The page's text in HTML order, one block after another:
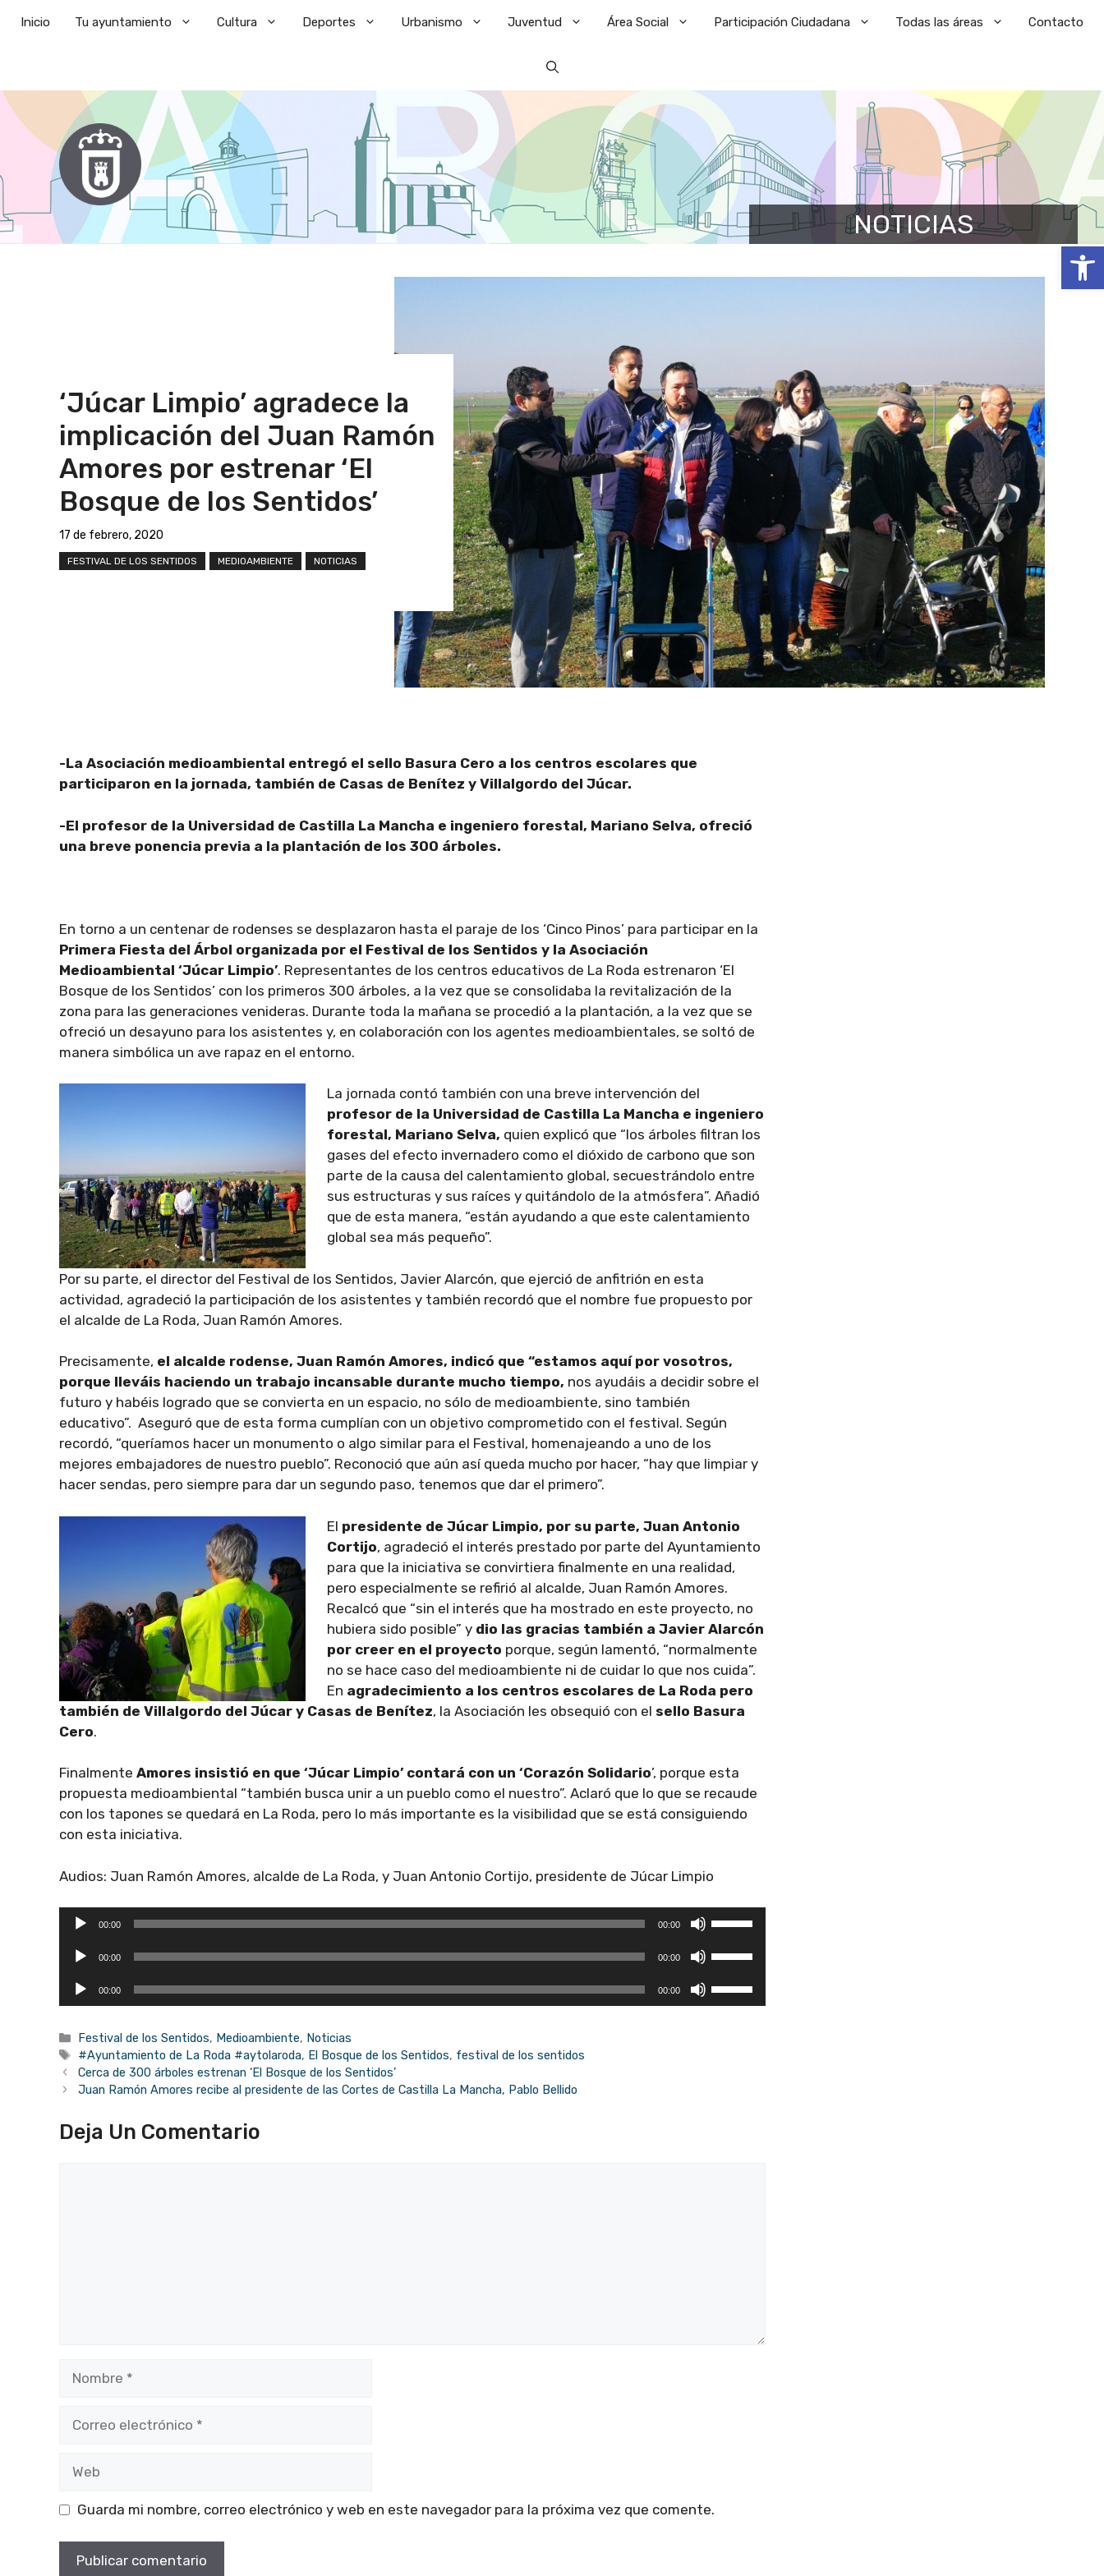
Abrir
Inicio Tu ayuntamiento Cultura Deportes Urbanismo Juventud Área Social Participación Ciudadana Todas las áreas Contacto
NOTICIAS
‘Júcar Limpio’ agradece la
implicación del Juan Ramón
Amores por estrenar ‘El
Bosque de los Sentidos’
17 de febrero, 2020
FESTIVAL DE LOS SENTIDOS MEDIOAMBIENTE NOTICIAS
-La Asociación medioambiental entregó el sello Basura Cero a los centros escolares que
participaron en la jornada, también de Casas de Benítez y Villalgordo del Júcar.
-El profesor de la Universidad de Castilla La Mancha e ingeniero forestal, Mariano Selva, ofreció
una breve ponencia previa a la plantación de los 300 árboles.
En torno a un centenar de rodenses se desplazaron hasta el paraje de los ‘Cinco Pinos’ para participar en la
Primera Fiesta del Árbol organizada por el Festival de los Sentidos y la Asociación
Medioambiental ‘Júcar Limpio’. Representantes de los centros educativos de La Roda estrenaron ‘El
Bosque de los Sentidos’ con los primeros 300 árboles, a la vez que se consolidaba la revitalización de la
zona para las generaciones venideras. Durante toda la mañana se procedió a la plantación, a la vez que se
ofreció un desayuno para los asistentes y, en colaboración con los agentes medioambientales, se soltó de
manera simbólica un ave rapaz en el entorno.
La jornada contó también con una breve intervención del
profesor de la Universidad de Castilla La Mancha e ingeniero
forestal, Mariano Selva, quien explicó que “los árboles filtran los
gases del efecto invernadero como el dióxido de carbono que son
parte de la causa del calentamiento global, secuestrándolo entre
sus estructuras y sus raíces y quitándolo de la atmósfera”. Añadió
que de esta manera, “están ayudando a que este calentamiento
global sea más pequeño”.
Por su parte, el director del Festival de los Sentidos, Javier Alarcón, que ejerció de anfitrión en esta
actividad, agradeció la participación de los asistentes y también recordó que el nombre fue propuesto por
el alcalde de La Roda, Juan Ramón Amores.
Precisamente, el alcalde rodense, Juan Ramón Amores, indicó que “estamos aquí por vosotros,
porque lleváis haciendo un trabajo incansable durante mucho tiempo, nos ayudáis a decidir sobre el
futuro y habéis logrado que se convierta en un espacio, no sólo de medioambiente, sino también
educativo”. Aseguró que de esta forma cumplían con un objetivo comprometido con el festival. Según
recordó, “queríamos hacer un monumento o algo similar para el Festival, homenajeando a uno de los
mejores embajadores de nuestro pueblo”. Reconoció que aún así queda mucho por hacer, “hay que limpiar y
hacer sendas, pero siempre para dar un segundo paso, tenemos que dar el primero”.
El presidente de Júcar Limpio, por su parte, Juan Antonio
Cortijo, agradeció el interés prestado por parte del Ayuntamiento
para que la iniciativa se convirtiera finalmente en una realidad,
pero especialmente se refirió al alcalde, Juan Ramón Amores.
Recalcó que “sin el interés que ha mostrado en este proyecto, no
hubiera sido posible” y dio las gracias también a Javier Alarcón
por creer en el proyecto porque, según lamentó, “normalmente
no se hace caso del medioambiente ni de cuidar lo que nos cuida”.
En agradecimiento a los centros escolares de La Roda pero
también de Villalgordo del Júcar y Casas de Benítez, la Asociación les obsequió con el sello Basura
Cero.
Finalmente Amores insistió en que ‘Júcar Limpio’ contará con un ‘Corazón Solidario’, porque esta
propuesta medioambiental “también busca unir a un pueblo como el nuestro”. Aclaró que lo que se recaude
con los tapones se quedará en La Roda, pero lo más importante es la visibilidad que se está consiguiendo
con esta iniciativa.
Audios: Juan Ramón Amores, alcalde de La Roda, y Juan Antonio Cortijo, presidente de Júcar Limpio
Reproductor
audio
00:00 00:00
Utiliza
teclas
Reproductor
audio
00:00 00:00
Utiliza
teclas
de
Reproductor
de
00:00 00:00
Utiliza
las
Categorías
Festival de los Sentidos, Medioambiente, Noticias
Etiquetas
#Ayuntamiento de La Roda #aytolaroda, El Bosque de los Sentidos, festival de los sentidos
Cerca de 300 árboles estrenan ‘El Bosque de los Sentidos’
Juan Ramón Amores recibe al presidente de las Cortes de Castilla La Mancha, Pablo Bellido
Deja Un Comentario
Guarda mi nombre, correo electrónico y web en este navegador para la próxima vez que comente.